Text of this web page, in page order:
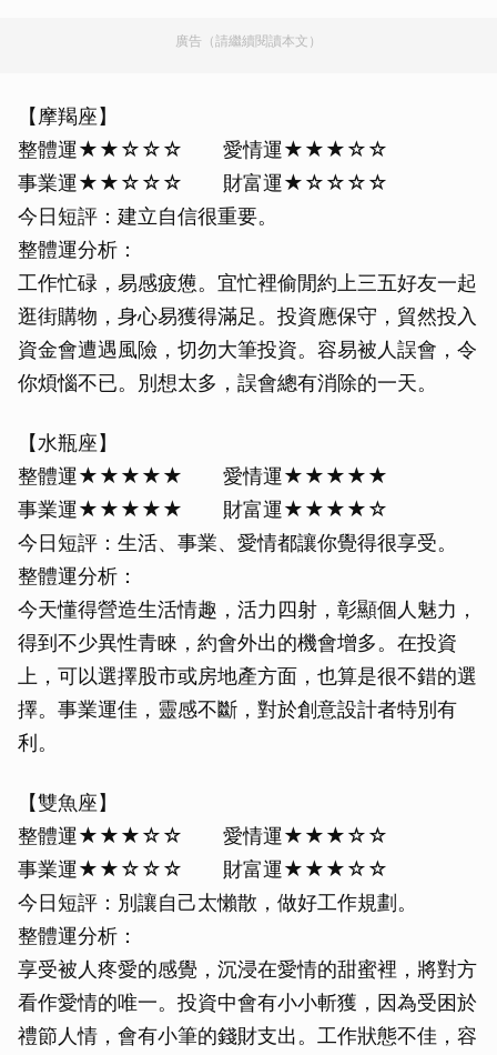
廣告（請繼續閱讀本文）
【摩羯座】
整體運★★☆☆☆ 愛情運★★★☆☆
事業運★★☆☆☆ 財富運★☆☆☆☆
今日短評：建立自信很重要。
整體運分析：
工作忙碌，易感疲憊。宜忙裡偷閒約上三五好友一起
逛街購物，身心易獲得滿足。投資應保守，貿然投入
資金會遭遇風險，切勿大筆投資。容易被人誤會，令
你煩惱不已。別想太多，誤會總有消除的一天。
【水瓶座】
整體運★★★★★ 愛情運★★★★★
事業運★★★★★ 財富運★★★★☆
今日短評：生活、事業、愛情都讓你覺得很享受。
整體運分析：
今天懂得營造生活情趣，活力四射，彰顯個人魅力，
得到不少異性青睞，約會外出的機會增多。在投資
上，可以選擇股市或房地產方面，也算是很不錯的選
擇。事業運佳，靈感不斷，對於創意設計者特別有
利。
【雙魚座】
整體運★★★☆☆ 愛情運★★★☆☆
事業運★★☆☆☆ 財富運★★★☆☆
今日短評：別讓自己太懶散，做好工作規劃。
整體運分析：
享受被人疼愛的感覺，沉浸在愛情的甜蜜裡，將對方
看作愛情的唯一。投資中會有小小斬獲，因為受困於
禮節人情，會有小筆的錢財支出。工作狀態不佳，容